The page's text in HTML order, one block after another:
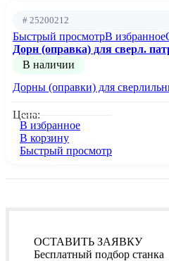
# 25200212
Быстрый просмотрВ избранное
Дорн (оправка) для сверл.
В наличии
Дорны (оправки) для
Цена:
В избранное
В корзину
Быстрый просмотр
ОСТАВИТЬ ЗАЯВКУ
Бесплатный подбор станка